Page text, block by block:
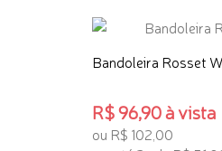
Bandoleira Rosset
R$ 96,90 à vista
ou R$ 102,00